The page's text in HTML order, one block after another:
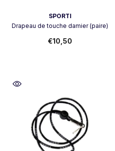
SPORTI
Drapeau de touche damier (paire)
€10,50